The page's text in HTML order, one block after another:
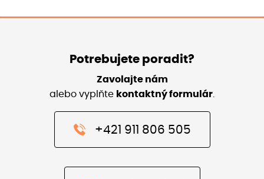
Potrebujete poradit?
Zavolajte nám
alebo vyplňte kontaktný formulár.
+421 911 806 505